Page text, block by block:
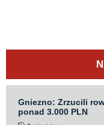
Gniezno: Zrzucili
ponad 3.000 PLN